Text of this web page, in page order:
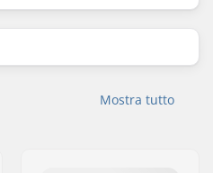
Mostra tutto